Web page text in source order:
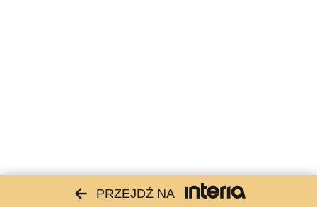
PRZEJDŹ NA